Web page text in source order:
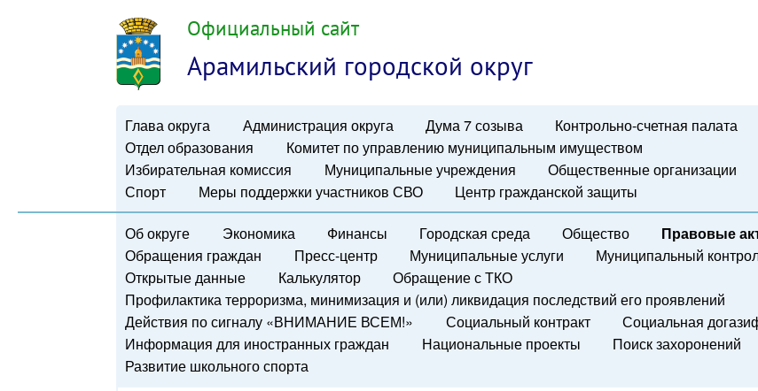
Официальный сайт
Арамильский городской округ
Глава округа Администрация округа Дума 7 созыва
Контрольно-счетная палата
Отдел образования
Комитет по управлению муниципальным имуществом
Избирательная комиссия
Муниципальные учреждения Общественные организации
Спорт
Меры поддержки участников СВО Центр гражданской защиты
Об округе Экономика Финансы Городская среда Общество
Правовые
Обращения граждан
Пресс-центр Муниципальные услуги
Муниципальный
Открытые данные
Калькулятор
Обращение с ТКО
Профилактика терроризма, минимизация и (или) ликвидация последствий его проявлений
Действия по сигналу «ВНИМАНИЕ ВСЕМ!»
Социальный контракт
Социальная
Информация для иностранных граждан
Национальные проекты Поиск захоронений
Развитие школьного спорта